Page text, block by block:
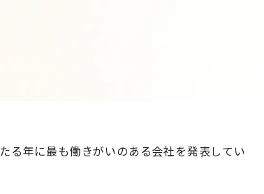
る年に最も働きがいのある会社を発表してい